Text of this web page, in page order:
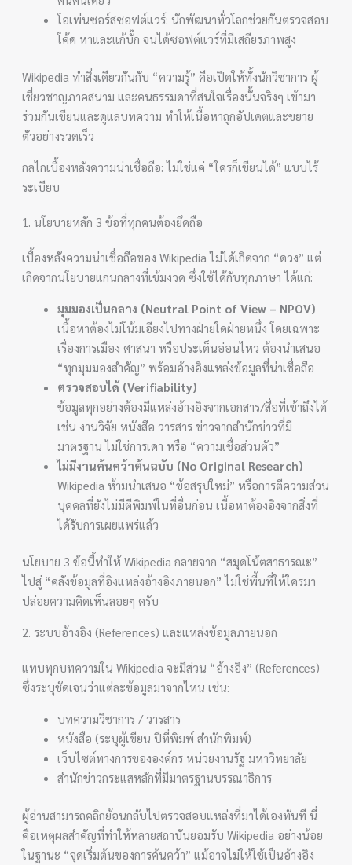
โอเพ่นซอร์สซอฟต์แวร์: นักพัฒนาทั่วโลกช่วยกันตรวจสอบ
โค้ด หาและแก้บั๊ก จนได้ซอฟต์แวร์ที่มีเสถียรภาพสูง
Wikipedia ทำสิ่งเดียวกันกับ “ความรู้” คือเปิดให้ทั้งนักวิชาการ ผู้
เชี่ยวชาญภาคสนาม และคนธรรมดาที่สนใจเรื่องนั้นจริงๆ เข้ามา
ร่วมกันเขียนและดูแลบทความ ทำให้เนื้อหาถูกอัปเดตและขยาย
ตัวอย่างรวดเร็ว
กลไกเบื้องหลังความน่าเชื่อถือ: ไม่ใช่แค่ “ใครก็เขียนได้” แบบไร้
ระเบียบ
1. นโยบายหลัก 3 ข้อที่ทุกคนต้องยึดถือ
เบื้องหลังความน่าเชื่อถือของ Wikipedia ไม่ได้เกิดจาก “ดวง” แต่
เกิดจากนโยบายแกนกลางที่เข้มงวด ซึ่งใช้ได้กับทุกภาษา ได้แก่:
มุมมองเป็นกลาง (Neutral Point of View – NPOV)
เนื้อหาต้องไม่โน้มเอียงไปทางฝ่ายใดฝ่ายหนึ่ง โดยเฉพาะ
เรื่องการเมือง ศาสนา หรือประเด็นอ่อนไหว ต้องนำเสนอ
“ทุกมุมมองสำคัญ” พร้อมอ้างอิงแหล่งข้อมูลที่น่าเชื่อถือ
ตรวจสอบได้ (Verifiability)
ข้อมูลทุกอย่างต้องมีแหล่งอ้างอิงจากเอกสาร/สื่อที่เข้าถึงได้
เช่น งานวิจัย หนังสือ วารสาร ข่าวจากสำนักข่าวที่มี
มาตรฐาน ไม่ใช่การเดา หรือ “ความเชื่อส่วนตัว”
ไม่มีงานค้นคว้าต้นฉบับ (No Original Research)
Wikipedia ห้ามนำเสนอ “ข้อสรุปใหม่” หรือการตีความส่วน
บุคคลที่ยังไม่มีตีพิมพ์ในที่อื่นก่อน เนื้อหาต้องอิงจากสิ่งที่
ได้รับการเผยแพร่แล้ว
นโยบาย 3 ข้อนี้ทำให้ Wikipedia กลายจาก “สมุดโน้ตสาธารณะ”
ไปสู่ “คลังข้อมูลที่อิงแหล่งอ้างอิงภายนอก” ไม่ใช่พื้นที่ให้ใครมา
ปล่อยความคิดเห็นลอยๆ ครับ
2. ระบบอ้างอิง (References) และแหล่งข้อมูลภายนอก
แทบทุกบทความใน Wikipedia จะมีส่วน “อ้างอิง” (References)
ซึ่งระบุชัดเจนว่าแต่ละข้อมูลมาจากไหน เช่น:
บทความวิชาการ / วารสาร
หนังสือ (ระบุผู้เขียน ปีที่พิมพ์ สำนักพิมพ์)
เว็บไซต์ทางการขององค์กร หน่วยงานรัฐ มหาวิทยาลัย
สำนักข่าวกระแสหลักที่มีมาตรฐานบรรณาธิการ
ผู้อ่านสามารถคลิกย้อนกลับไปตรวจสอบแหล่งที่มาได้เองทันที นี่
คือเหตุผลสำคัญที่ทำให้หลายสถาบันยอมรับ Wikipedia อย่างน้อย
ในฐานะ “จุดเริ่มต้นของการค้นคว้า” แม้อาจไม่ให้ใช้เป็นอ้างอิง